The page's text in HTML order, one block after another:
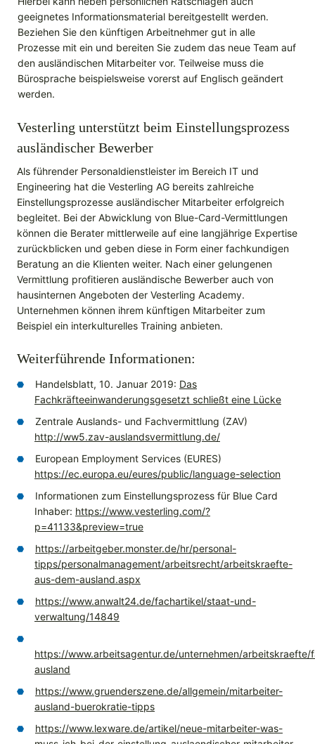
geeignetes Informationsmaterial bereitgestellt werden.
Beziehen Sie den künftigen Arbeitnehmer gut in alle
Prozesse mit ein und bereiten Sie zudem das neue Team auf
den ausländischen Mitarbeiter vor. Teilweise muss die
Bürosprache beispielsweise vorerst auf Englisch geändert
werden.
Vesterling unterstützt beim Einstellungsprozess
ausländischer Bewerber
Als führender Personaldienstleister im Bereich IT und
Engineering hat die Vesterling AG bereits zahlreiche
Einstellungsprozesse ausländischer Mitarbeiter erfolgreich
begleitet. Bei der Abwicklung von Blue-Card-Vermittlungen
können die Berater mittlerweile auf eine langjährige Expertise
zurückblicken und geben diese in Form einer fachkundigen
Beratung an die Klienten weiter. Nach einer gelungenen
Vermittlung profitieren ausländische Bewerber auch von
hausinternen Angeboten der Vesterling Academy.
Unternehmen können ihrem künftigen Mitarbeiter zum
Beispiel ein interkulturelles Training anbieten.
Weiterführende Informationen:
Handelsblatt, 10. Januar 2019: Das
Fachkräfteeinwanderungsgesetzt schließt eine Lücke
Zentrale Auslands- und Fachvermittlung (ZAV)
http://ww5.zav-auslandsvermittlung.de/
European Employment Services (EURES)
https://ec.europa.eu/eures/public/language-selection
Informationen zum Einstellungsprozess für Blue Card
Inhaber: https://www.vesterling.com/?
p=41133&preview=true
https://arbeitgeber.monster.de/hr/personal-
tipps/personalmanagement/arbeitsrecht/arbeitskraefte-
aus-dem-ausland.aspx
https://www.anwalt24.de/fachartikel/staat-und-
verwaltung/14849
https://www.arbeitsagentur.de/unternehmen/
ausland
https://www.gruenderszene.de/allgemein/mitarbeiter-
ausland-buerokratie-tipps
https://www.lexware.de/artikel/neue-mitarbeiter-was-